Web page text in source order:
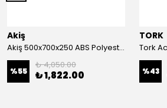
Akiş
Akiş 500x700x250 ABS Polyester Pano | Duvar Pano | Plastik Elektrik Panosu
%55
₺ 4,050.00
₺ 1,822.00
TORK
%43